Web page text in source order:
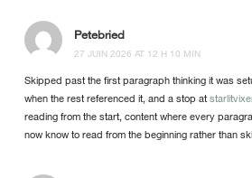
Petebried
27 JUIN 2026 AT 12 H 10 MIN
Skipped past the first paragraph thinking it was
when the rest referenced it, and a stop at
reading from the start, content where every
now know to read from the beginning rather than